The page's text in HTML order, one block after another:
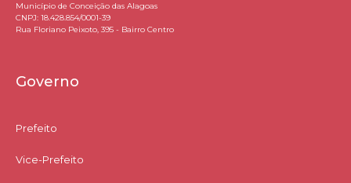
Município de Conceição das Alagoas
CNPJ: 18.428.854/0001-39
Rua Floriano Peixoto, 395 - Bairro Centro
Governo
Prefeito
Vice-Prefeito